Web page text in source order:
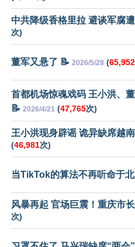
中共降级香格里拉 避谈军腐
次)
董军又悬了 📝 2026/5/28 (65,952
首都机场惊魂戏码 王小洪、
📝 2026/4/21 (47,765次)
王小洪现身辟谣 诡异缺席越
(46,981次)
当TikTok的算法不再听命于
风暴再起 官场巨震！重庆市
次)